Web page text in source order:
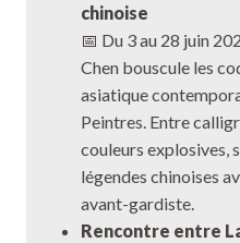
chinoise
📅 Du 3 au 28 juin
Chen bouscule les
asiatique
Peintres. Entre
couleurs explosives,
légendes chinoises
avant-gardiste.
Rencontre entre